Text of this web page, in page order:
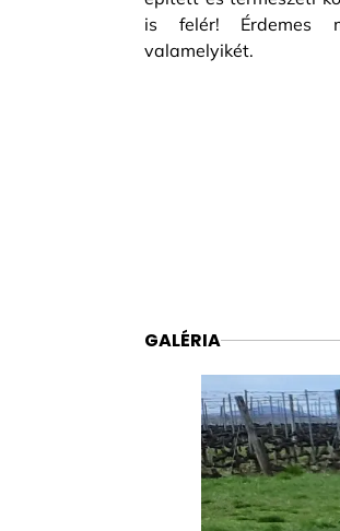
is felér! Érdemes
valamelyikét.
GALÉRIA